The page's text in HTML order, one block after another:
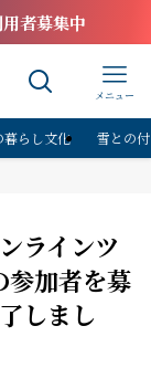
者募集中
メニュー
暮らし文化 雪との
ラインツ
参加者を募
しまし